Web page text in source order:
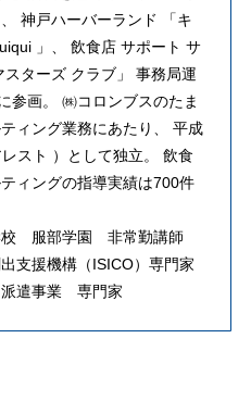
神戸ハーバーランド 「キ
」、 飲食店 サポート サ
ターズ クラブ」 事務局運
参画。 ㈱コロンブスのたま
ィング業務にあたり、 平成
スト ）として独立。 飲食
ィングの指導実績は700件
校 服部学園 非常勤講師
支援機構（ISICO）専門家
遣事業 専門家